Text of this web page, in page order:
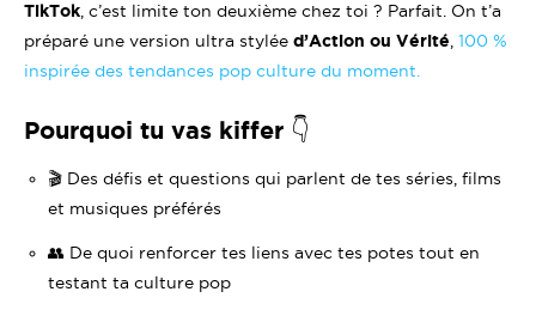
TikTok , c’est limite ton deuxième chez toi ? Parfait. On t’a
préparé une version ultra stylée d’Action ou Vérité 100 %
inspirée des tendances pop culture du moment.
Pourquoi tu vas kiffer 👇
🎬 Des défis et questions qui parlent de tes séries, films
et musiques préférés
👥 De quoi renforcer tes liens avec tes potes tout en
testant ta culture pop